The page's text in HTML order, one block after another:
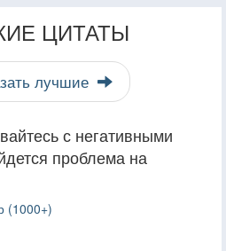
ЦИТАТЫ
лучшие
с негативными
проблема на
(1000+)